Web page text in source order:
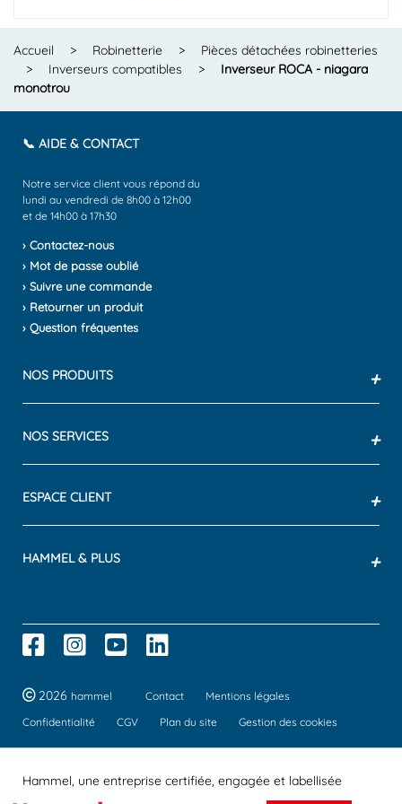
Accueil > Robinetterie >
Pièces détachées robinetteries
>
Inverseurs compatibles >
Inverseur ROCA - niagara
monotrou
📞 AIDE & CONTACT
Notre service client vous répond du
lundi au vendredi de 8h00 à 12h00
et de 14h00 à 17h30
› Contactez-nous
› Mot de passe oublié
› Suivre une commande
› Retourner un produit
› Question fréquentes
NOS PRODUITS +
NOS SERVICES +
ESPACE CLIENT +
HAMMEL & PLUS +
2026 hammel Contact
Mentions légales
Confidentialité
CGV Plan du site Gestion des cookies
Hammel, une entreprise certifiée, engagée et labellisée